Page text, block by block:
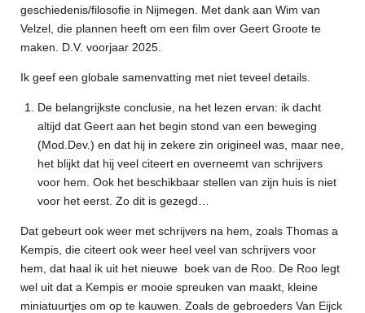
geschiedenis/filosofie in Nijmegen. Met dank aan Wim van
Velzel, die plannen heeft om een film over Geert Groote te
maken. D.V. voorjaar 2025.
Ik geef een globale samenvatting met niet teveel details.
De belangrijkste conclusie, na het lezen ervan: ik dacht
altijd dat Geert aan het begin stond van een beweging
(Mod.Dev.) en dat hij in zekere zin origineel was, maar nee,
het blijkt dat hij veel citeert en overneemt van schrijvers
voor hem. Ook het beschikbaar stellen van zijn huis is niet
voor het eerst. Zo dit is gezegd…
Dat gebeurt ook weer met schrijvers na hem, zoals Thomas a
Kempis, die citeert ook weer heel veel van schrijvers voor
hem, dat haal ik uit het nieuwe boek van de Roo. De Roo legt
wel uit dat a Kempis er mooie spreuken van maakt, kleine
miniatuurtjes om op te kauwen. Zoals de gebroeders Van Eijck